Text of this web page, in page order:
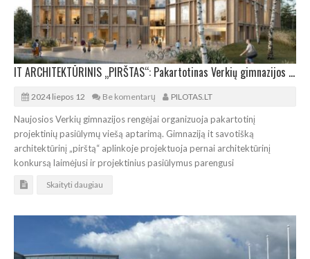
IT ARCHITEKTŪRINIS „PIRŠTAS“: Pakartotinas Verkių gimnazijos projekto pristatymas
2024 liepos 12 Be komentarų PILOTAS.LT
Naujosios Verkių gimnazijos rengėjai organizuoja pakartotinį
projektinių pasiūlymų viešą aptarimą. Gimnaziją it savotišką
architektūrinį „pirštą“ aplinkoje projektuoja pernai architektūrinį
konkursą laimėjusi ir projektinius pasiūlymus parengusi
Skaityti daugiau